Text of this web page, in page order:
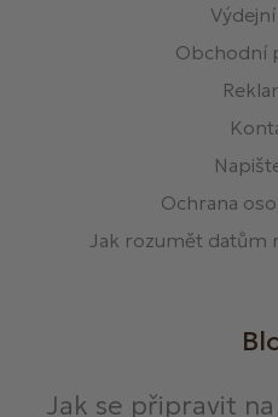
Obchodní
Ochrana
Jak rozumět datům
Jak se připravit